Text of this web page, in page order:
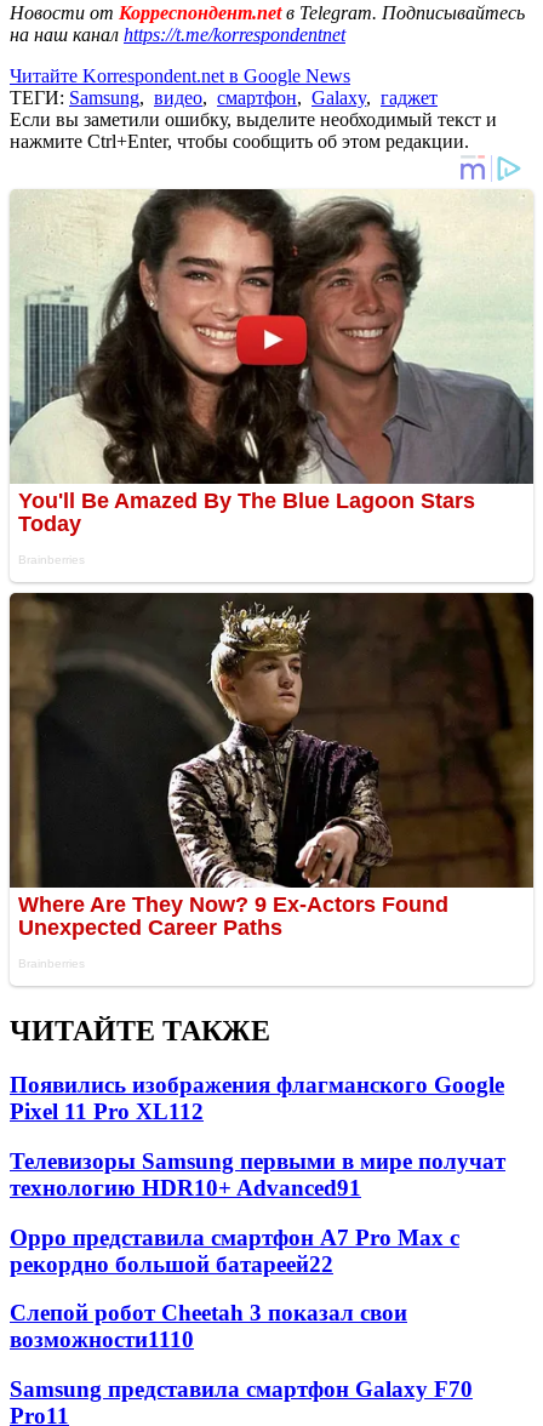
Новости от Корреспондент.netв Telegram. Подписывайтесь
на наш канал https://t.me/korrespondentnet
Читайте Korrespondent.net в Google News
ТЕГИ: Samsung, видео, смартфон, Galaxy, гаджет
Если вы заметили ошибку, выделите необходимый текст и
нажмите Ctrl+Enter, чтобы сообщить об этом редакции.
ЧИТАЙТЕ ТАКЖЕ
Появились изображения флагманского Google
Pixel 11 Pro XL112
Телевизоры Samsung первыми в мире получат
технологию HDR10+ Advanced91
Oppo представила смартфон A7 Pro Max с
рекордно большой батареей22
Слепой робот Cheetah 3 показал свои
возможности1110
Samsung представила смартфон Galaxy F70
Pro11